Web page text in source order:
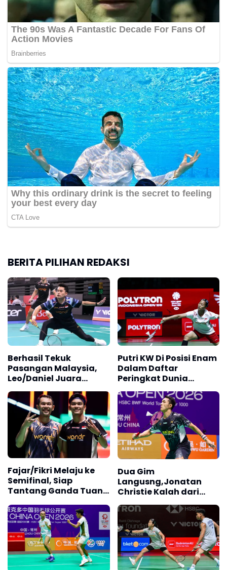
BERITA PILIHAN REDAKSI
Berhasil Tekuk
Pasangan Malaysia,
Leo/Daniel Juara
Putri KW Di Posisi Enam
Dalam Daftar
Peringkat Dunia
Fajar/Fikri Melaju ke
Semifinal, Siap
Tantang Ganda Tuan
Dua Gim
Langusng,Jonatan
Christie Kalah dari
Victor Lai di Perempat
final China Open 2026